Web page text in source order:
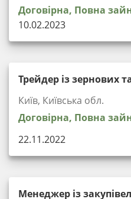
Договірна, Повна
10.02.2023
Трейдер із зернових
Київ, Київська обл.
Договірна, Повна
22.11.2022
Менеджер із